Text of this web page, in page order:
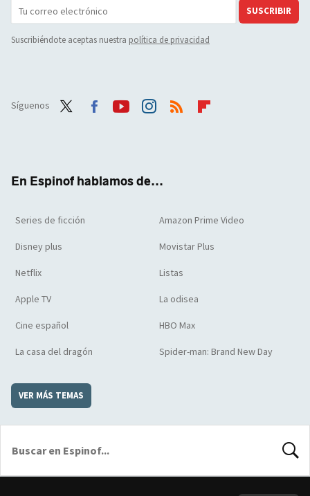
SUSCRIBIR
Suscribiéndote aceptas nuestra política de privacidad
Síguenos
En Espinof hablamos de...
Series de ficción Amazon Prime Video
Disney plus Movistar Plus
Netflix Listas
Apple TV La odisea
Cine español HBO Max
La casa del dragón Spider-man: Brand New Day
VER MÁS TEMAS